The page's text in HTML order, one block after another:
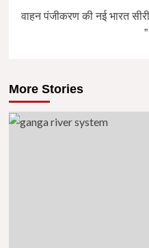
वाहन पंजीकरण की नई भारत
More Stories